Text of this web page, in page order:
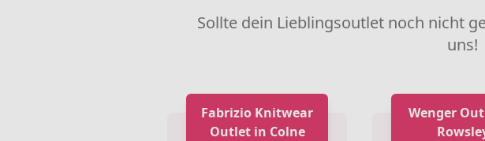
Sollte dein Lieblingsoutlet noch nicht
uns!
Fabrizio Knitwear
Outlet in Colne
Wenger